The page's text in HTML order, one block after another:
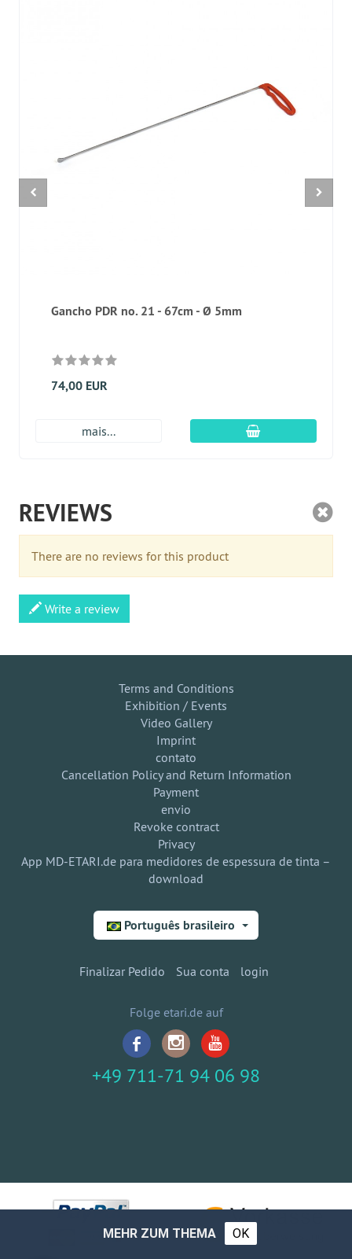
Gancho PDR no. 21 - 67cm - Ø 5mm
74,00 EUR
mais... Adicionar ao
REVIEWS
There are no reviews for this product
Write a review
Terms and Conditions
Exhibition / Events
Video Gallery
Imprint
contato
Cancellation Policy and Return Information
Payment
envio
Revoke contract
Privacy
App MD-ETARI.de para medidores de espessura de tinta –
download
Português brasileiro
Finalizar Pedido Sua conta login
Folge etari.de auf
+49 711-71 94 06 98
MEHR ZUM THEMA OK